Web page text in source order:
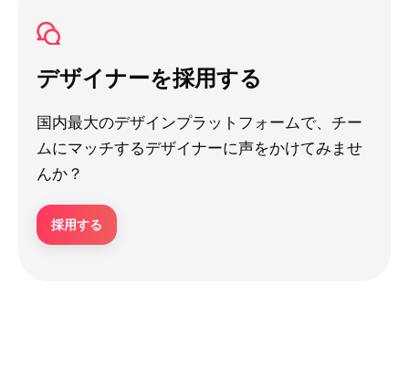
デザイナーを採用する
国内最大のデザインプラットフォームで、チー
ムにマッチするデザイナーに声をかけてみませ
んか？
採用する